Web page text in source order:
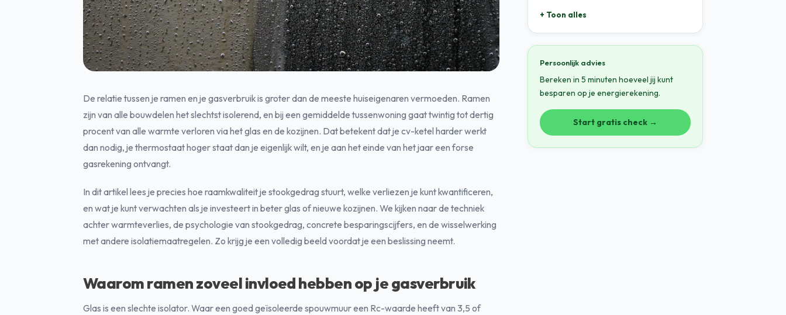
De relatie tussen je ramen en je gasverbruik is groter dan de meeste huiseigenaren vermoeden. Ramen
zijn van alle bouwdelen het slechtst isolerend, en bij een gemiddelde tussenwoning gaat twintig tot dertig
procent van alle warmte verloren via het glas en de kozijnen. Dat betekent dat je cv-ketel harder werkt
dan nodig, je thermostaat hoger staat dan je eigenlijk wilt, en je aan het einde van het jaar een forse
gasrekening ontvangt.
In dit artikel lees je precies hoe raamkwaliteit je stookgedrag stuurt, welke verliezen je kunt kwantificeren,
en wat je kunt verwachten als je investeert in beter glas of nieuwe kozijnen. We kijken naar de techniek
achter warmteverlies, de psychologie van stookgedrag, concrete besparingscijfers, en de wisselwerking
met andere isolatiemaatregelen. Zo krijg je een volledig beeld voordat je een beslissing neemt.
Waarom ramen zoveel invloed hebben op je gasverbruik
Glas is een slechte isolator. Waar een goed geïsoleerde spouwmuur een Rc-waarde heeft van 3,5 of
+ Toon alles
Persoonlijk advies
Bereken in 5 minuten hoeveel jij kunt
besparen op je energierekening.
Start gratis check →